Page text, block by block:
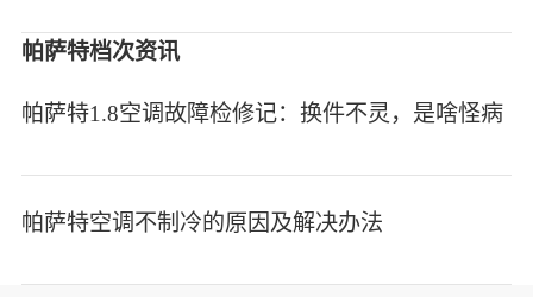
帕萨特档次资讯
帕萨特1.8空调故障检修记：换件不灵，是啥怪病
帕萨特空调不制冷的原因及解决办法